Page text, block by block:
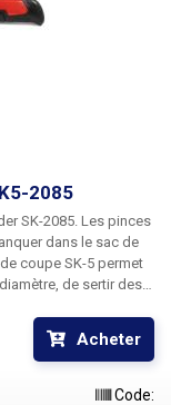
2085
SK-2085. Les pinces
dans le sac de
coupe SK-5 permet
de sertir des
et
pas de la main,
est transportée
Acheter
Code: